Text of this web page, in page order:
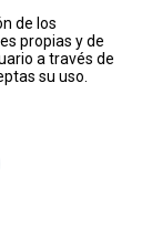
de los
propias y de
a través de
su uso.